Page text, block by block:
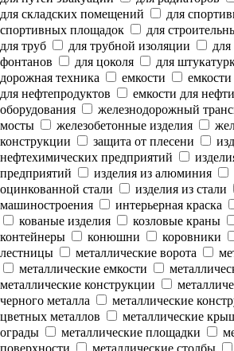
для складских помещений
для
спортивных площадок
для
для труб
для трубной изоляции для
фонтанов
для цоколя для
дорожная техника
емкости
для нефтепродуктов
емкости для нефти
оборудования
железнодорожный
мосты
железобетонные изделия
конструкции
защита от плесени
нефтехимических предприятий
предприятий
изделия из алюминия
оцинкованной стали
изделия из стали
машиностроения
интерьерная краска
кованые изделия
козловые краны
контейнеры
конюшни коровники
лестницы
металлические ворота
металлические емкости
металлические конструкции
черного металла
металлические
цветных металлов
металлические
ограды
металлические площадки
поверхности
металлические столбы